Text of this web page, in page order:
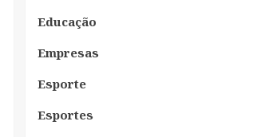
Educação
Empresas
Esporte
Esportes